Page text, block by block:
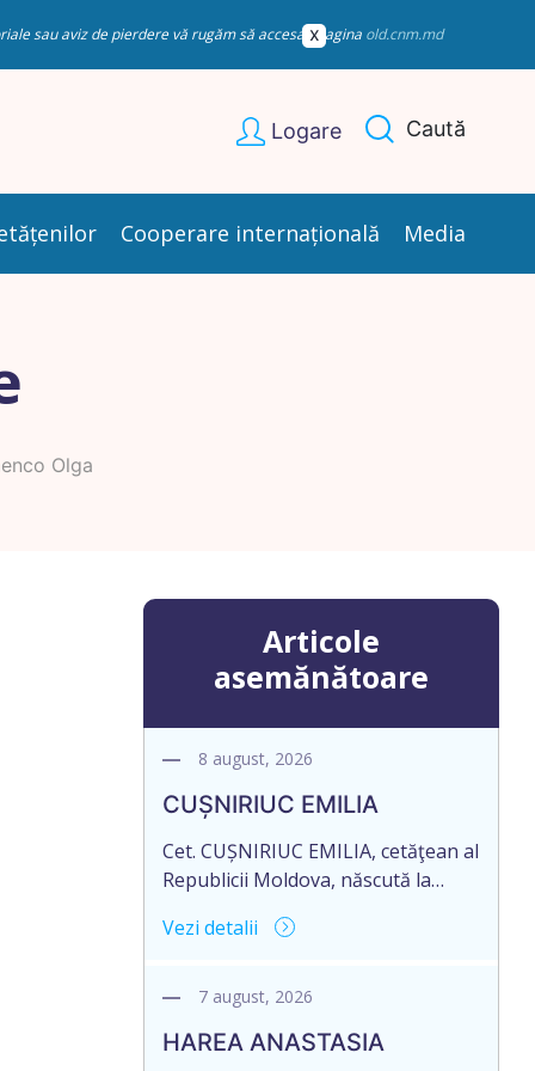
sau aviz de pierdere vă rugăm să accesați pagina old.cnm.md
Logare Caută
Cooperare internațională Media
Olga
Articole
asemănătoare
8 august, 2026
CUȘNIRIUC EMILIA
Cet. CUȘNIRIUC EMILIA, cetăţean al
Republicii Moldova, născută la
2005037033108, domiciliată în
satul Comarovca, aduce la
actului notarial: Certificatului de
Vezi detalii
7 august, 2026
HAREA ANASTASIA